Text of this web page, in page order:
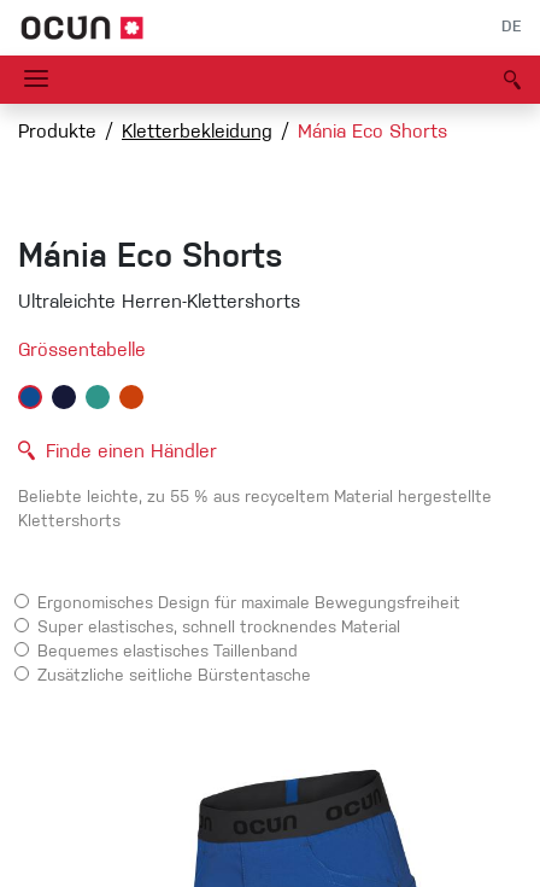
DE
Produkte Kletterbekleidung Mánia Eco Shorts
Mánia Eco Shorts
Ultraleichte Herren-Klettershorts
Grössentabelle
Finde einen Händler
Beliebte leichte, zu 55 % aus recyceltem Material hergestellte
Klettershorts
Ergonomisches Design für maximale Bewegungsfreiheit
Super elastisches, schnell trocknendes Material
Bequemes elastisches Taillenband
Zusätzliche seitliche Bürstentasche